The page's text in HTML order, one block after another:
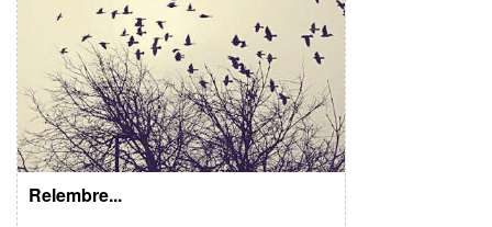
Relembre...